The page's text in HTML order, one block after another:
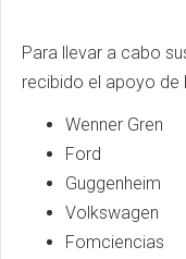
Para llevar a cabo
recibido el apoyo de
Wenner Gren
Ford
Guggenheim
Volkswagen
Fomciencias